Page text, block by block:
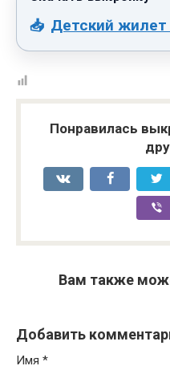
Детский
Понравилась
Вам также
Добавить
Имя *